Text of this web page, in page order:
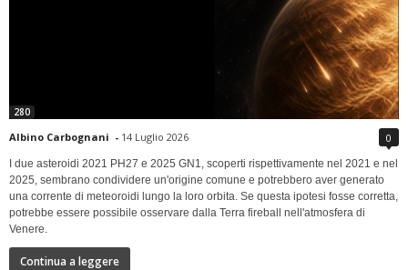
280
Albino Carbognani - 14 Luglio 2026 0
I due asteroidi 2021 PH27 e 2025 GN1, scoperti rispettivamente nel 2021 e nel
2025, sembrano condividere un'origine comune e potrebbero aver generato
una corrente di meteoroidi lungo la loro orbita. Se questa ipotesi fosse corretta,
potrebbe essere possibile osservare dalla Terra fireball nell'atmosfera di
Venere.
Continua a leggere